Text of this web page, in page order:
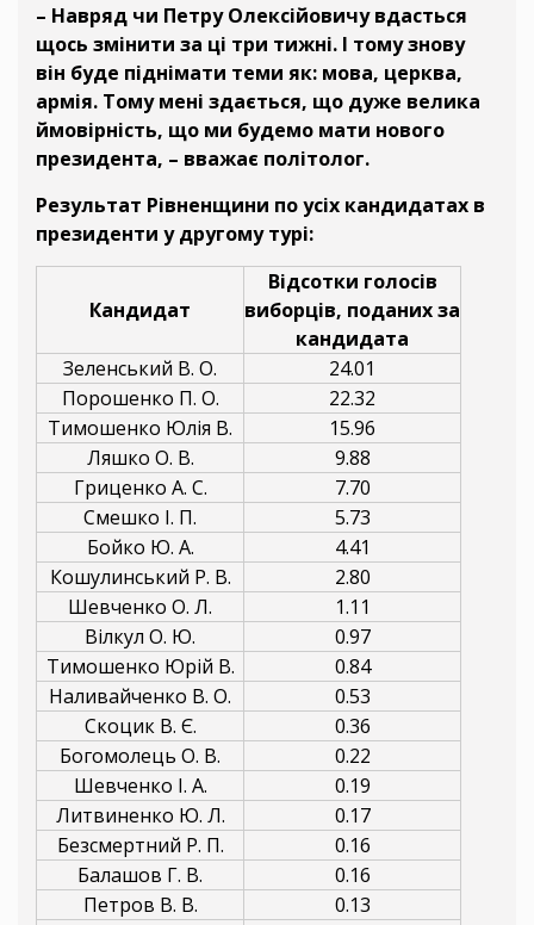
– Навряд чи Петру Олексійовичу вдасться
щось змінити за ці три тижні. І тому знову
він буде піднімати теми як: мова, церква,
армія. Тому мені здається, що дуже велика
ймовірність, що ми будемо мати нового
президента, – вважає політолог.
Результат Рівненщини по усіх кандидатах в
президенти у другому турі:
Кандидат
Відсотки голосів
виборців, поданих за
кандидата
Зеленський В. О.
24.01
Порошенко П. О.
22.32
Тимошенко Юлія В.
15.96
Ляшко О. В.
9.88
Гриценко А. С.
7.70
Смешко І. П.
5.73
Бойко Ю. А.
4.41
Кошулинський Р. В.
2.80
Шевченко О. Л.
1.11
Вілкул О. Ю.
0.97
Тимошенко Юрій В.
0.84
Наливайченко В. О.
0.53
Скоцик В. Є.
0.36
Богомолець О. В.
0.22
Шевченко І. А.
0.19
Литвиненко Ю. Л.
0.17
Безсмертний Р. П.
0.16
Балашов Г. В.
0.16
Петров В. В.
0.13